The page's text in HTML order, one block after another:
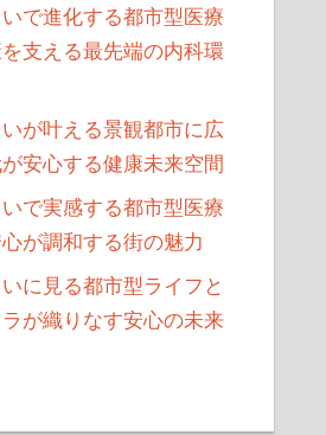
で進化する都市型医療
支える最先端の内科環
が叶える景観都市に広
安心する健康未来空間
で実感する都市型医療
が調和する街の魅力
に見る都市型ライフと
が織りなす安心の未来